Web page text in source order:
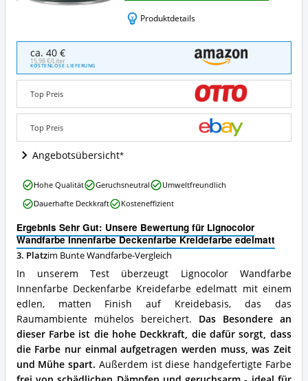
Produktdetails
Lignocolor
Wandfarbe
Innenfarbe
Deckenfarbe
Kreidefarbe
edelmatt
ist
diese
Wandfarbe
erhältlich?
ca. 40 €
15,98 €/Liter
KOSTENLOSE LIEFERUNG
Top Preis
Top Preis
Angebotsübersicht
Ergebnis Sehr Gut: Unsere Bewertung für Lignocolor
Wandfarbe Innenfarbe Deckenfarbe Kreidefarbe edelmatt
3. Platzim Bunte Wandfarbe-Vergleich
In unserem Test überzeugt Lignocolor Wandfarbe
Innenfarbe Deckenfarbe Kreidefarbe edelmatt mit einem
edlen, matten Finish auf Kreidebasis, das das
Raumambiente mühelos bereichert. Das Besondere an
dieser Farbe ist die hohe Deckkraft, die dafür sorgt, dass
die Farbe nur einmal aufgetragen werden muss, was Zeit
und Mühe spart. Außerdem ist diese handgefertigte Farbe
Lignocolor
Wandfarbe
Innenfarbe
Kreidefarbe
edelmatt
Vorteile:
Was
spricht
für
diese
Bunte
Wandfarbe?
Hohe Qualität Geruchsneutral
Umweltfreundlich
Dauerhafte Deckkraft
Kosteneffizient